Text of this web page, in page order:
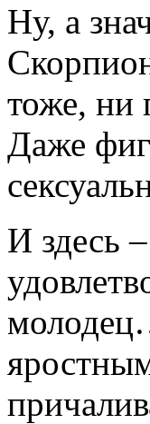
Ну, а
тоже, ни
Даже
И здесь